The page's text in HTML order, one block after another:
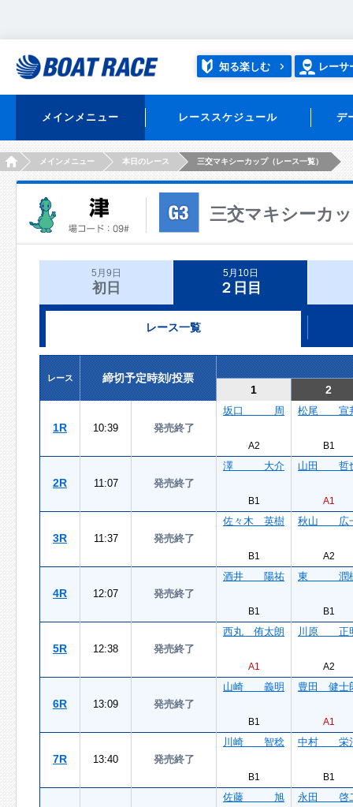
知る楽しむ レーサ
メインメニュー レーススケジュール デ
HOMEメインメニュー 本日のレース 三交マキシーカップ（レース一覧）
三交マキシーカ
5月9日
初日
5月10日
２日目
レース一覧
レース
締切予定時刻/投票
1
2
1R 10:39 発売終了
坂口 周
A2
松尾 宣
B1
2R 11:07 発売終了
澤 大介
B1
山田 哲
A1
3R 11:37 発売終了
佐々木 英樹
B1
秋山 広
A2
4R 12:07 発売終了
酒井 陽祐
B1
東 潤
B1
5R 12:38 発売終了
西丸 侑太朗
A1
川原 正
A2
6R 13:09 発売終了
山崎 義明
B1
豊田 健士
A1
7R 13:40 発売終了
川崎 智稔
B1
中村 栄
B1
佐藤 旭 永田 啓